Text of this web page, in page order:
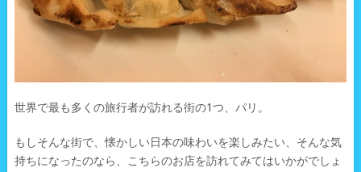
世界で最も多くの旅行者が訪れる街の1つ、パリ。
もしそんな街で、懐かしい日本の味わいを楽しみたい、そんな気
持ちになったのなら、こちらのお店を訪れてみてはいかがでしょ